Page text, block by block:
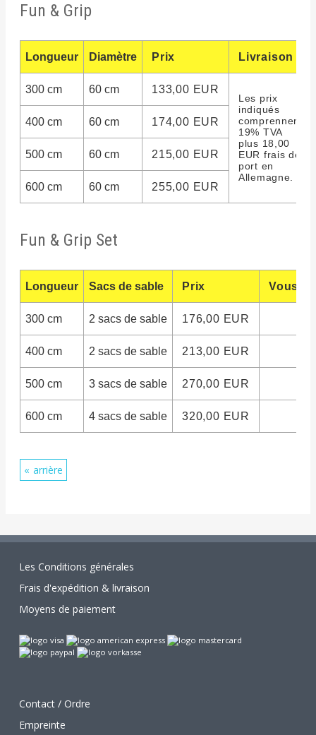
Fun & Grip
Longueur Diamètre Prix Livraison
300 cm 60 cm 133,00 EUR
Les prix
indiqués
comprennent
19% TVA
plus 18,00
EUR frais de
port en
Allemagne.
400 cm 60 cm 174,00 EUR
500 cm 60 cm 215,00 EUR
600 cm 60 cm 255,00 EUR
Fun & Grip Set
Longueur Sacs de sable Prix Vous
300 cm 2 sacs de sable 176,00 EUR
400 cm 2 sacs de sable 213,00 EUR
500 cm 3 sacs de sable 270,00 EUR
600 cm 4 sacs de sable 320,00 EUR
arrière
Les Conditions générales
Frais d'expédition & livraison
Moyens de paiement
Contact / Ordre
Empreinte